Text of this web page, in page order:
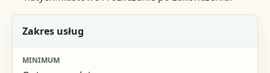
Element
Minimum
Zakres usług